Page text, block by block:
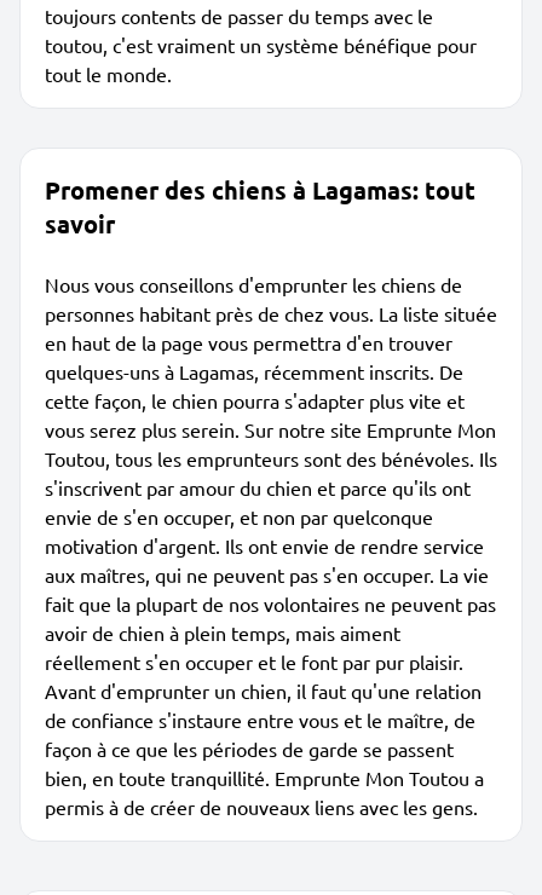
toujours contents de passer du temps avec le
toutou, c'est vraiment un système bénéfique pour
tout le monde.
Promener des chiens à Lagamas: tout
savoir
Nous vous conseillons d'emprunter les chiens de
personnes habitant près de chez vous. La liste située
en haut de la page vous permettra d'en trouver
quelques-uns à Lagamas, récemment inscrits. De
cette façon, le chien pourra s'adapter plus vite et
vous serez plus serein. Sur notre site Emprunte Mon
Toutou, tous les emprunteurs sont des bénévoles. Ils
s'inscrivent par amour du chien et parce qu'ils ont
envie de s'en occuper, et non par quelconque
motivation d'argent. Ils ont envie de rendre service
aux maîtres, qui ne peuvent pas s'en occuper. La vie
fait que la plupart de nos volontaires ne peuvent pas
avoir de chien à plein temps, mais aiment
réellement s'en occuper et le font par pur plaisir.
Avant d'emprunter un chien, il faut qu'une relation
de confiance s'instaure entre vous et le maître, de
façon à ce que les périodes de garde se passent
bien, en toute tranquillité. Emprunte Mon Toutou a
permis à de créer de nouveaux liens avec les gens.